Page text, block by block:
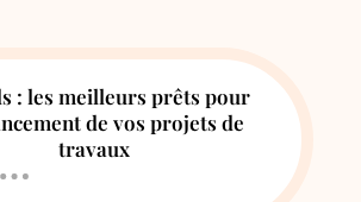
: les meilleurs prêts pour
de vos projets de
travaux